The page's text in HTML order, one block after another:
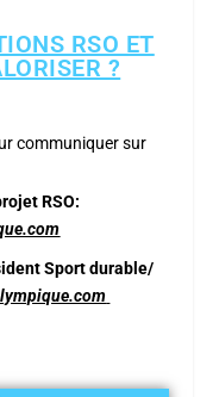
RSO ET
?
communiquer sur
RSO:
Sport durable/